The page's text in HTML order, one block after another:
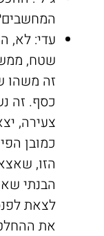
עדי: לא,
שטח,
זה משהו
כסף. זה
צעירה,
כמובן
הזו,
הבנתי
לצאת